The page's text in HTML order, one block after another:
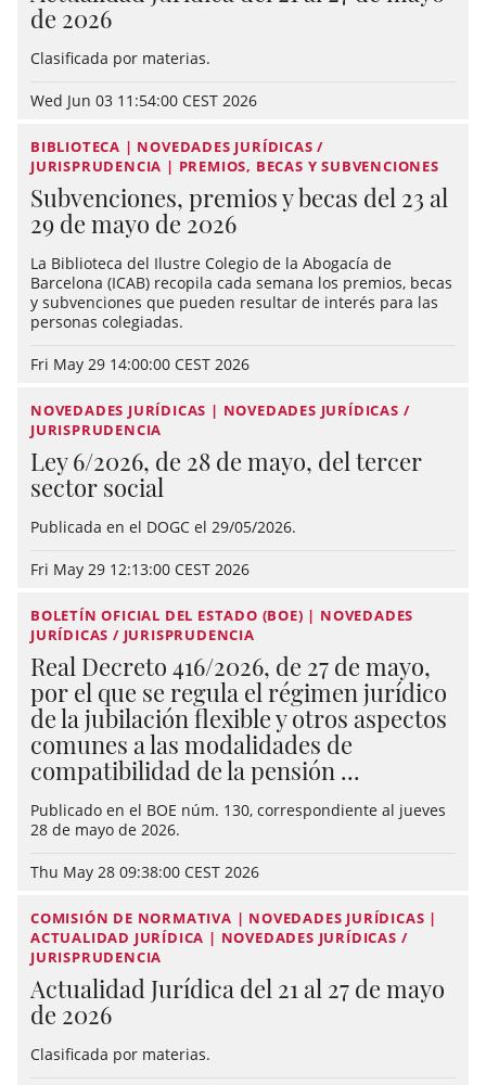
de 2026
Clasificada por materias.
Wed Jun 03 11:54:00 CEST 2026
BIBLIOTECA | NOVEDADES JURÍDICAS /
JURISPRUDENCIA | PREMIOS, BECAS Y SUBVENCIONES
Subvenciones, premios y becas del 23 al
29 de mayo de 2026
La Biblioteca del Ilustre Colegio de la Abogacía de
Barcelona (ICAB) recopila cada semana los premios, becas
y subvenciones que pueden resultar de interés para las
personas colegiadas.
Fri May 29 14:00:00 CEST 2026
NOVEDADES JURÍDICAS | NOVEDADES JURÍDICAS /
JURISPRUDENCIA
Ley 6/2026, de 28 de mayo, del tercer
sector social
Publicada en el DOGC el 29/05/2026.
Fri May 29 12:13:00 CEST 2026
BOLETÍN OFICIAL DEL ESTADO (BOE) | NOVEDADES
JURÍDICAS / JURISPRUDENCIA
Real Decreto 416/2026, de 27 de mayo,
por el que se regula el régimen jurídico
de la jubilación flexible y otros aspectos
comunes a las modalidades de
compatibilidad de la pensión ...
Publicado en el BOE núm. 130, correspondiente al jueves
28 de mayo de 2026.
Thu May 28 09:38:00 CEST 2026
COMISIÓN DE NORMATIVA | NOVEDADES JURÍDICAS |
ACTUALIDAD JURÍDICA | NOVEDADES JURÍDICAS /
JURISPRUDENCIA
Actualidad Jurídica del 21 al 27 de mayo
de 2026
Clasificada por materias.